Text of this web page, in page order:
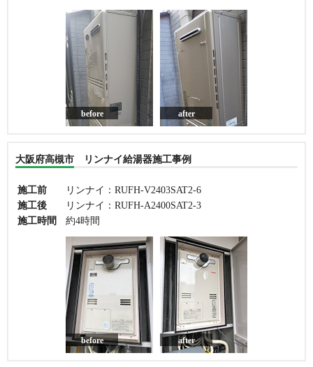
before after
大阪府高槻市 リンナイ給湯器施工事例
施工前
リンナイ：RUFH-V2403SAT2-6
施工後
リンナイ：RUFH-A2400SAT2-3
施工時間
約4時間
before after